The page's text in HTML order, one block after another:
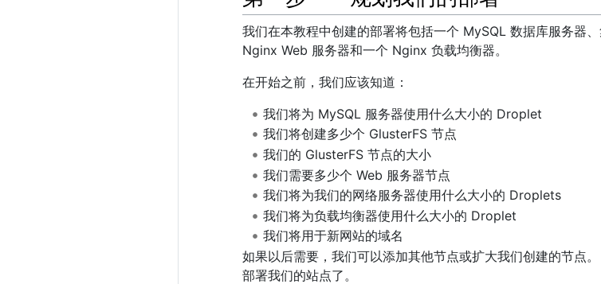
我们在本教程中创建的部署将包括一个 MySQL 数据库服务器
Nginx Web 服务器和一个 Nginx 负载均衡器。
在开始之前，我们应该知道：
我们将为 MySQL 服务器使用什么大小的 Droplet
我们将创建多少个 GlusterFS 节点
我们的 GlusterFS 节点的大小
我们需要多少个 Web 服务器节点
我们将为我们的网络服务器使用什么大小的 Droplets
我们将为负载均衡器使用什么大小的 Droplet
我们将用于新网站的域名
如果以后需要，我们可以添加其他节点或扩大我们创建的节点
部署我们的站点了。